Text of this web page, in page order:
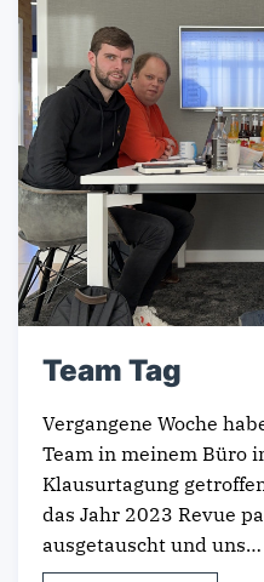
Team Tag
Vergangene Woche
Team in meinem Büro
Klausurtagung
das Jahr 2023 Revue
ausgetauscht und uns…